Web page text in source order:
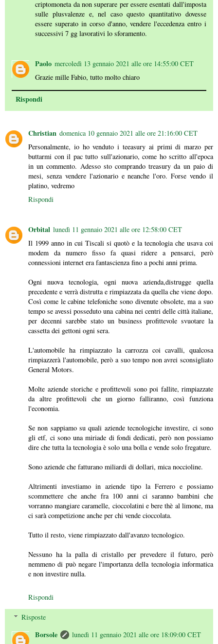
criptomoneta da non superare per essere esentati dall'imposta
sulle plusvalenze e, nel caso questo quantitativo dovesse
essere superato in corso d'anno, vendere l'eccedenza entro i
successivi 7 gg lavorativi lo sforamento.
Paolo mercoledì 13 gennaio 2021 alle ore 14:55:00 CET
Grazie mille Fabio, tutto molto chiaro
Rispondi
Christian domenica 10 gennaio 2021 alle ore 21:16:00 CET
Personalmente, io ho venduto i teeasury ai primi di marzo per
buttarmi con il pac tutto sull'azionario, come ho scritto all'epoca
in un commento. Adesso sto comprando treasury da un paio di
mesi, senza vendere l'azionario e neanche l'oro. Forse vendo il
platino, vedremo
Rispondi
Orbital lunedì 11 gennaio 2021 alle ore 12:58:00 CET
Il 1999 anno in cui Tiscali si quotò e la tecnologia che usava coi
modem da numero fisso fa quasi ridere a pensarci, però
connessioni internet era fantascienza fino a pochi anni prima.
Ogni nuova tecnologia, ogni nuova azienda,distrugge quella
precedente e verrà distrutta e rimpiazzata da quella che viene dopo.
Così come le cabine telefoniche sono divenute obsolete, ma a suo
tempo se avessi posseduto una cabina nei centri delle città italiane,
per decenni sarebbe stato un business profittevole svuotare la
cassetta dei gettoni ogni sera.
L'automobile ha rimpiazzato la carrozza coi cavalli, qualcosa
rimpiazzerà l'automobile, però a suo tempo non avrei sconsigliato
General Motors.
Molte aziende storiche e profittevoli sono poi fallite, rimpiazzate
da altre profittevoli che un giorno falliranno, così funziona
l'economia.
Se non sappiamo su quali aziende tecnologiche investire, ci sono
gli etf, ci sono una miriade di fondi dedicati, però non possiamo
dire che tutta la tecnologia è solo una bolla e vende solo fregature.
Sono aziende che fatturano miliardi di dollari, mica noccioline.
Altrimenti investiamo in aziende tipo la Ferrero e possiamo
scommettere che anche fra 100 anni ci saranno bambini che
vorranno mangiare caramelle, cioccolatini e bere thè al limone, ma
ci sarà competizione anche per chi vende cioccolata.
Tutto il resto, viene rimpiazzato dall'avanzo tecnologico.
Nessuno ha la palla di cristallo per prevedere il futuro, però
nemmeno di può negare l'importanza della tecnologia informatica
e non investire nulla.
Rispondi
Risposte
Borsole
lunedì 11 gennaio 2021 alle ore 18:09:00 CET